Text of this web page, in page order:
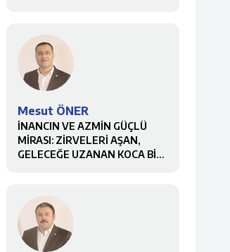
Mesut ÖNER
İNANCIN VE AZMİN GÜÇLÜ
MİRASI: ZİRVELERİ AŞAN,
GELECEĞE UZANAN KOCA BİR